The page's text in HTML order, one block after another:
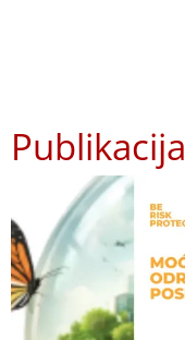
Publikacija